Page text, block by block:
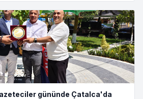
gününde Çatalca'da